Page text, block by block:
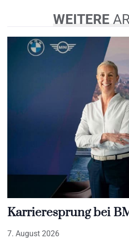
WEITERE
Karrieresprung bei
7. August 2026